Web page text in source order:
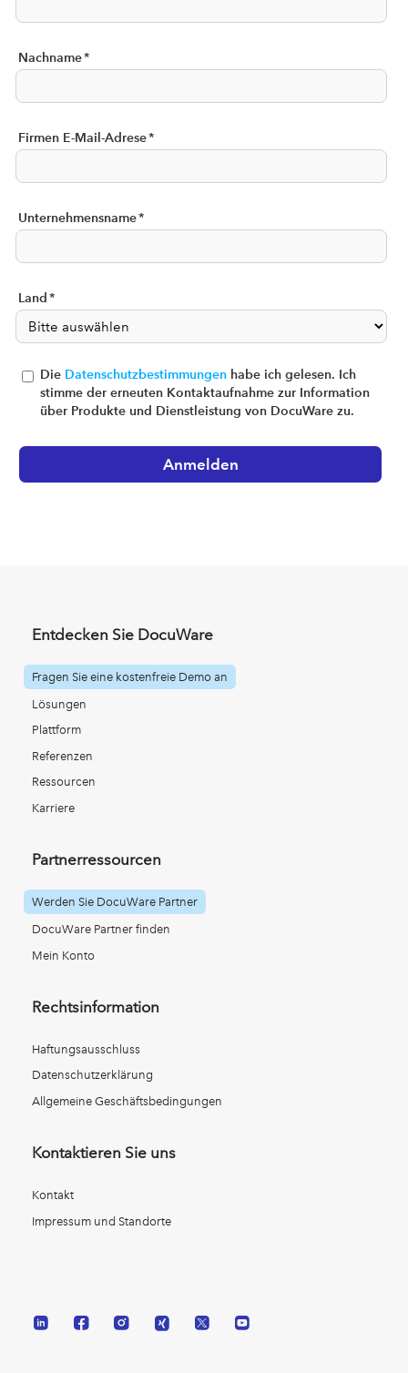
Nachname*
Firmen E-Mail-Adrese*
Unternehmensname*
Land *
Die Datenschutzbestimmungen habe ich gelesen. Ich
stimme der erneuten Kontaktaufnahme zur Information
über Produkte und Dienstleistung von DocuWare zu.
Entdecken Sie DocuWare
Fragen Sie eine kostenfreie Demo an
Lösungen
Plattform
Referenzen
Ressourcen
Karriere
Partnerressourcen
Werden Sie DocuWare Partner
DocuWare Partner finden
Mein Konto
Rechtsinformation
Haftungsausschluss
Datenschutzerklärung
Allgemeine Geschäftsbedingungen
Kontaktieren Sie uns
Kontakt
Impressum und Standorte